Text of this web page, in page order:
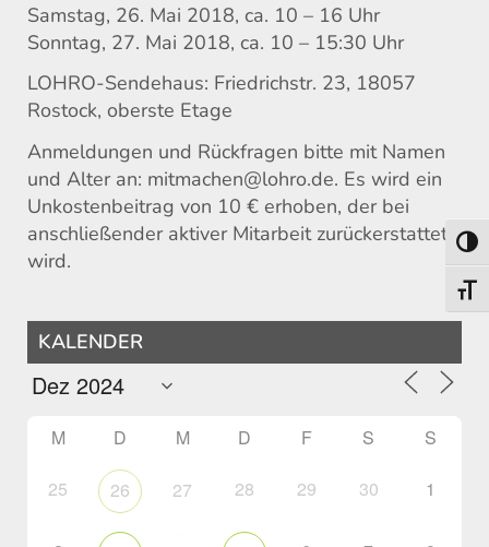
Samstag, 26. Mai 2018, ca. 10 – 16 Uhr
Sonntag, 27. Mai 2018, ca. 10 – 15:30 Uhr
LOHRO-Sendehaus: Friedrichstr. 23, 18057
Rostock, oberste Etage
Anmeldungen und Rückfragen bitte mit Namen
und Alter an: mitmachen@lohro.de. Es wird ein
Unkostenbeitrag von 10 € erhoben, der bei
anschließender aktiver Mitarbeit zurückerstattet
wird.
KALENDER
M D M D F S S
25 26 27 28 29 30 1